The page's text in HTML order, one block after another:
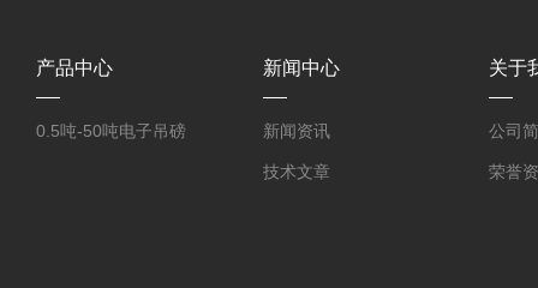
产品中心
0.5吨-50吨电子吊磅
新闻中心
新闻资讯
技术文章
关于
公司
荣誉